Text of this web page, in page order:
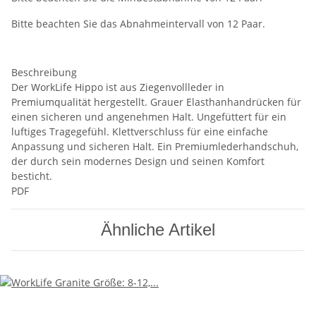
Bitte beachten Sie das Abnahmeintervall von 12 Paar.
Beschreibung
Der WorkLife Hippo ist aus Ziegenvollleder in
Premiumqualität hergestellt. Grauer Elasthanhandrücken für
einen sicheren und angenehmen Halt. Ungefüttert für ein
luftiges Tragegefühl. Klettverschluss für eine einfache
Anpassung und sicheren Halt. Ein Premiumlederhandschuh,
der durch sein modernes Design und seinen Komfort
besticht.
PDF
Ähnliche Artikel